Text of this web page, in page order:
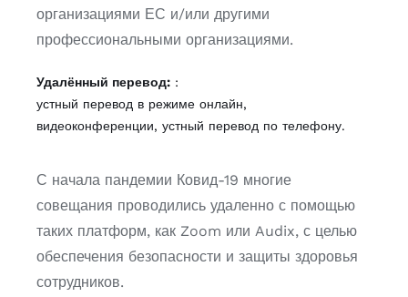
организациями ЕС и/или другими
профессиональными организациями.
Удалённый перевод::
устный перевод в режиме онлайн,
видеоконференции, устный перевод по телефону.
С начала пандемии Ковид-19 многие
совещания проводились удаленно с помощью
таких платформ, как Zoom или Audix, с целью
обеспечения безопасности и защиты здоровья
сотрудников.